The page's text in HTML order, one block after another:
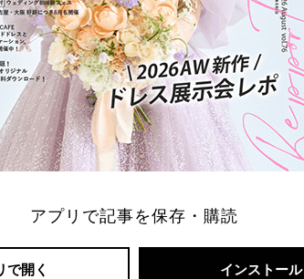
アプリで記事を保存・購読
で開く インストール